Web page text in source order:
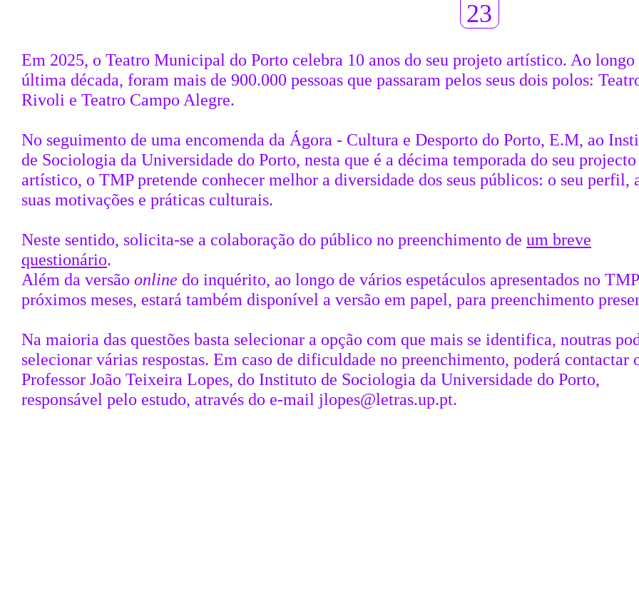
23
Em 2025, o Teatro Municipal do Porto celebra 10 anos do seu projeto artístico. Ao longo
última década, foram mais de 900.000 pessoas que passaram pelos seus dois polos:
Rivoli e Teatro Campo Alegre.
No seguimento de uma encomenda da Ágora - Cultura e Desporto do Porto, E.M, ao
de Sociologia da Universidade do Porto, nesta que é a décima temporada do seu projecto
artístico, o TMP pretende conhecer melhor a diversidade dos seus públicos: o seu perfil,
suas motivações e práticas culturais.
Neste sentido, solicita-se a colaboração do público no preenchimento de um breve
questionário.
Além da versão online do inquérito, ao longo de vários espetáculos apresentados no
próximos meses, estará também disponível a versão em papel, para preenchimento
Na maioria das questões basta selecionar a opção com que mais se identifica, noutras
selecionar várias respostas. Em caso de dificuldade no preenchimento, poderá contactar
Professor João Teixeira Lopes, do Instituto de Sociologia da Universidade do Porto,
responsável pelo estudo, através do e-mail jlopes@letras.up.pt.